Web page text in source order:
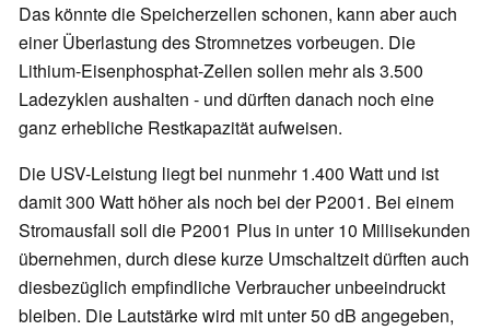
Das könnte die Speicherzellen schonen, kann aber auch
einer Überlastung des Stromnetzes vorbeugen. Die
Lithium-Eisenphosphat-Zellen sollen mehr als 3.500
Ladezyklen aushalten - und dürften danach noch eine
ganz erhebliche Restkapazität aufweisen.
Die USV-Leistung liegt bei nunmehr 1.400 Watt und ist
damit 300 Watt höher als noch bei der P2001. Bei einem
Stromausfall soll die P2001 Plus in unter 10 Millisekunden
übernehmen, durch diese kurze Umschaltzeit dürften auch
diesbezüglich empfindliche Verbraucher unbeeindruckt
bleiben. Die Lautstärke wird mit unter 50 dB angegeben,